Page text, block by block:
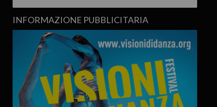
INFORMAZIONE PUBBLICITARIA